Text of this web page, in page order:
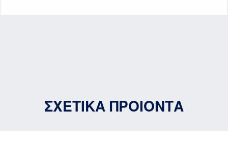
ΣΧΕΤΙΚΑ ΠΡΟΙΟΝΤΑ